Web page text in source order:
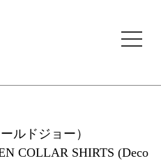
development store
ルドジョー）
COLLAR SHIRTS (Deco